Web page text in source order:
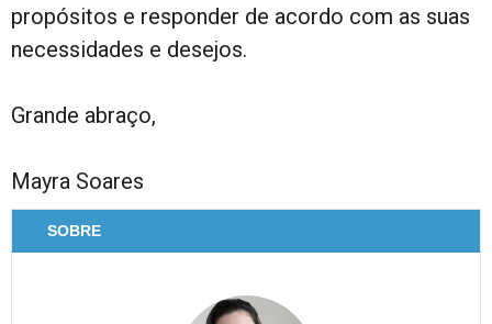
propósitos e responder de acordo com as suas
necessidades e desejos.
Grande abraço,
Mayra Soares
SOBRE